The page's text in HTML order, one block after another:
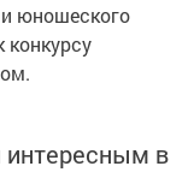
юношеского
конкурсу
в